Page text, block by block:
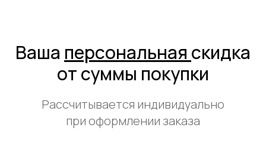
Ваша персональная скидка
от суммы покупки
Рассчитывается индивидуально
при оформлении заказа